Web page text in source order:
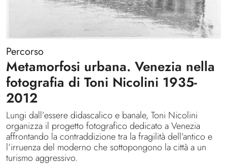
Percorso
Metamorfosi urbana. Venezia nella
fotografia di Toni Nicolini 1935-
2012
Lungi dall’essere didascalico e banale, Toni Nicolini
organizza il progetto fotografico dedicato a Venezia
affrontando la contraddizione tra la fragilità dell’antico e
l’irruenza del moderno che sottopongono la città a un
turismo aggressivo.